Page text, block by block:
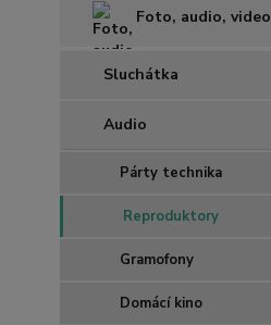
Foto, audio, video
Sluchátka
Audio
Párty technika
Reproduktory
Gramofony
Domácí kino